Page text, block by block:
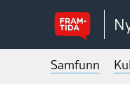
Samfunn